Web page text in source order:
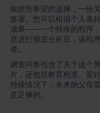
根据所希望的选择，一份
签署。您可以根据个人喜
成果——一个特殊的程序
息进行彻底分析后，该程
者。
调查问卷包含了关于这个
片，还包括教育程度、爱
特殊情况下，未来的父母
是足够的。